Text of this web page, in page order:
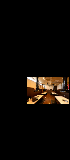
;